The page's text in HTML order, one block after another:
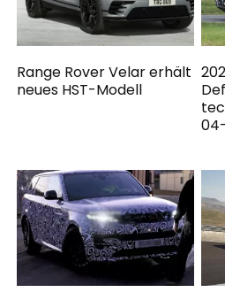
Range Rover Velar erhält
neues HST-Modell